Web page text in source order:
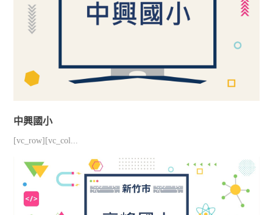
中興國小
[vc_row][vc_col...